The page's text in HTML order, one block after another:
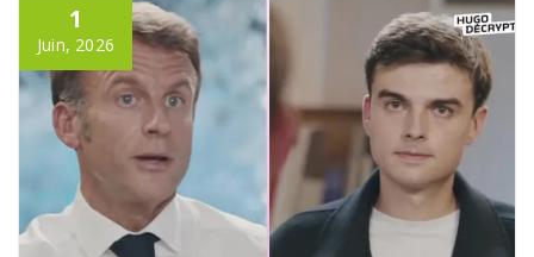
1
Juin, 2026